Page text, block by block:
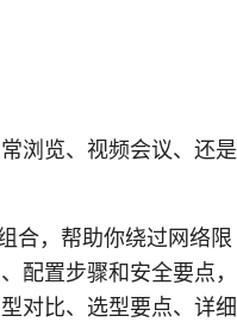
浏览、视频会议、还是
合，帮助你绕过网络限
配置步骤和安全要点，
对比、选型要点、详细